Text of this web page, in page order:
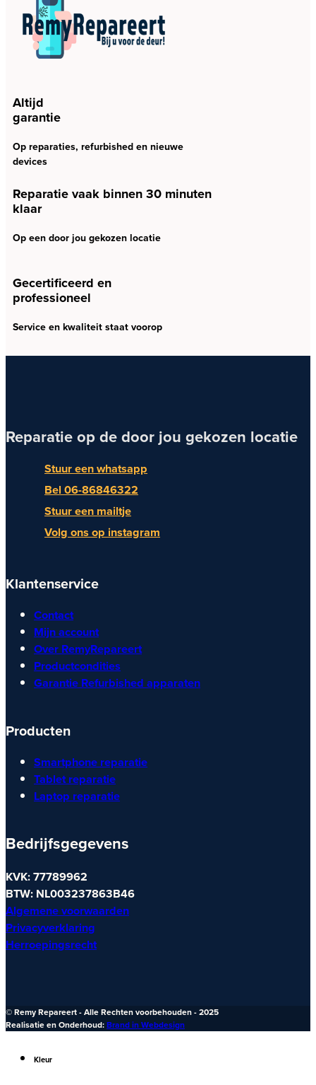
Altijd
garantie
Op reparaties, refurbished en nieuwe
devices
Reparatie vaak binnen 30 minuten
klaar
Op een door jou gekozen locatie
Gecertificeerd en
professioneel
Service en kwaliteit staat voorop
Reparatie op de door jou gekozen locatie
Stuur een whatsapp
Bel 06-86846322
Stuur een mailtje
Volg ons op instagram
Klantenservice
Contact
Mijn account
Over RemyRepareert
Productcondities
Garantie Refurbished apparaten
Producten
Smartphone reparatie
Tablet reparatie
Laptop reparatie
Bedrijfsgegevens
KVK: 77789962
BTW: NL003237863B46
Algemene voorwaarden
Privacyverklaring
Herroepingsrecht
© Remy Repareert - Alle Rechten voorbehouden - 2025
Realisatie en Onderhoud:Brand in Webdesign
Kleur